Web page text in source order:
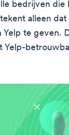
bedrijven die
alleen
Yelp te geven.
Yelp-